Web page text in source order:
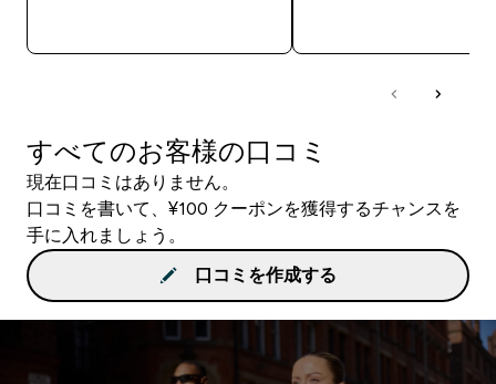
すべてのお客様の口コミ
現在口コミはありません。
口コミを書いて、¥100 クーポンを獲得するチャンスを
手に入れましょう。
口コミを作成する